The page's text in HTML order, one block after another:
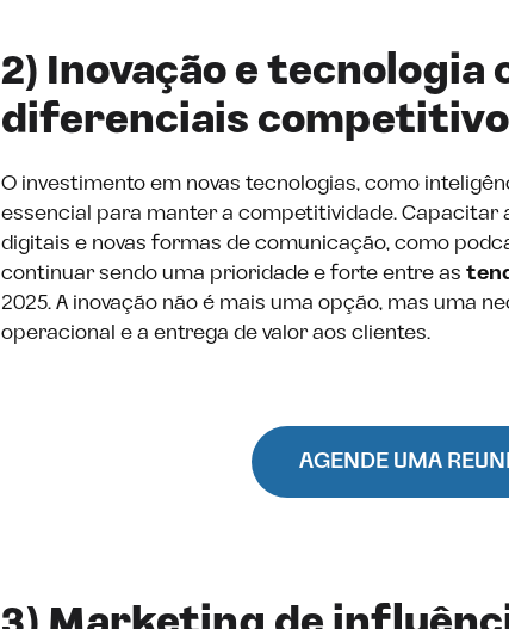
2) Inovação e tecnologia
diferenciais
O investimento em novas tecnologias, como
essencial para manter a competitividade.
digitais e novas formas de comunicação, como
continuar sendo uma prioridade e forte entre as
2025. A inovação não é mais uma opção, mas uma
operacional e a entrega de valor aos clientes.
AGENDE UMA